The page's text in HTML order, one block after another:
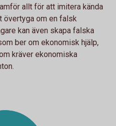
allt för att imitera kända
övertyga om en falsk
kan även skapa falska
ber om ekonomisk hjälp,
kräver ekonomiska